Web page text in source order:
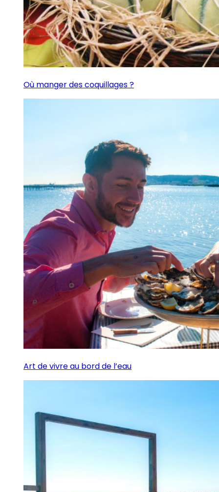
Où manger des coquillages ?
Art de vivre au bord de l’eau